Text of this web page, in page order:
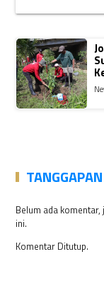
Belum ada
ini.
Komentar Ditutup.